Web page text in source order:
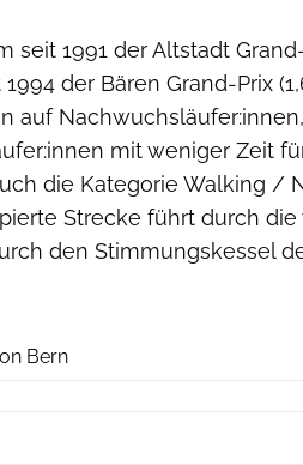
seit 1991 der Altstadt
der Bären Grand-Prix
auf Nachwuchsläufer:innen,
mit weniger Zeit
die Kategorie Walking /
Strecke führt durch
den Stimmungskessel
Bern